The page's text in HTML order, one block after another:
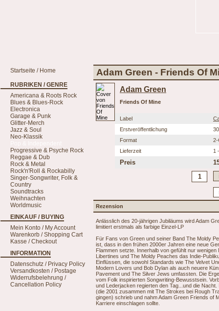
Startseite / Home
RUBRIKEN / GENRE
Americana & Roots Rock
Blues & Blues-Rock
Electronica
Garage & Punk
Glitter-Merch
Jazz & Soul
Neo-Klassik
Progressive & Psyche Rock
Reggae & Dub
Rock & Metal
Rock'n'Roll & Rockabilly
Singer-Songwriter, Folk &
Country
Soundtracks
Weihnachten
Worldmusic
EINKAUF / BUYING
Mein Konto / My Account
Warenkorb / Shopping Cart
Kasse / Checkout
INFORMATION
Datenschutz / Privacy Policy
Versandkosten / Postage
Widerrufsbelehrung /
Cancellation Policy
Adam Green - Friends Of
Adam Green
Friends Of Mine
Label
Erstveröffentlichung
Format
2-
Lieferzeit
1
Preis
Rezension
Anlässlich des 20-jährigen Jubiläums wird Adam
limitiert erstmals als farbige Einzel-LP
Für Fans von Green und seiner Band The Moldy
ist, dass in den frühen 2000er Jahren eine neue
Flammen setzte. Innerhalb von gefühlt nur
Libertines und The Moldy Peaches das Indie-
Einflüssen, die sowohl Standards wie The Velvet
Modern Lovers und Bob Dylan als auch neuere
Pavement und The Silver Jews umfassten. Die
vom Folk inspirierten Songwriting-Bewusstsein.
und Lederjacken regierten den Tag...und die
(die 2001 zusammen mit The Strokes bei Rough
gingen) schrieb und nahm Adam Green Friends of
Karriere einschlagen sollte.